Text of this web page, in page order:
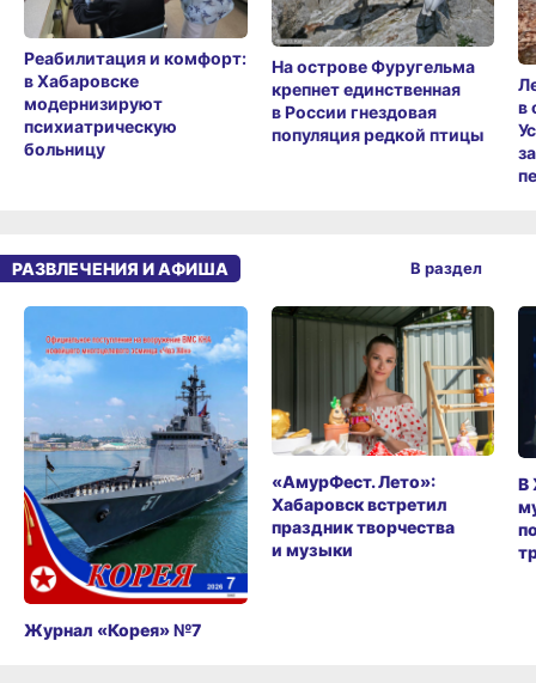
Реабилитация и комфорт:
в Хабаровске
модернизируют
психиатрическую
больницу
На острове Фуругельма
крепнет единственная
в России гнездовая
популяция редкой птицы
в
РАЗВЛЕЧЕНИЯ И АФИША
Журнал «Корея» №7
«АмурФест. Лето»:
Хабаровск встретил
праздник творчества
и музыки
В
В раздел